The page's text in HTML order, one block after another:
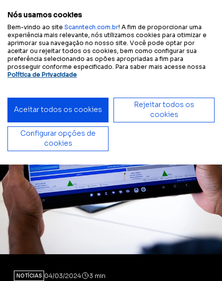
experiência acessível:
Início Blog Go to Market: Scanntech investe na revolução de dados e digitalização do canal indireto responsável por 52% das vendas para o varejo alimentar
NOTÍCIAS 04/03/2024 3 min
Nós usamos cookies
Bem-vindo ao site Scanntech.com.br! A fim de proporcionar uma
experiência mais relevante, nós utilizamos cookies para otimizar e
aprimorar sua navegação no nosso site. Você pode optar por
aceitar ou rejeitar todos os cookies, bem como configurar sua
preferência selecionando as opões apropriadas a fim para
prosseguir conforme especificado. Para saber mais acesse nossa
Política de Privacidade
Aceitar todos os cookies
Rejeitar todos os
cookies
Configurar opções de
cookies